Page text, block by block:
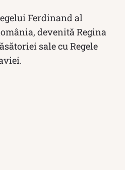
Ferdinand al
devenită Regina
sale cu Regele